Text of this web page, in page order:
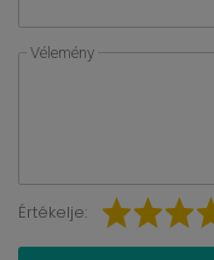
Vélemény
Értékelje: